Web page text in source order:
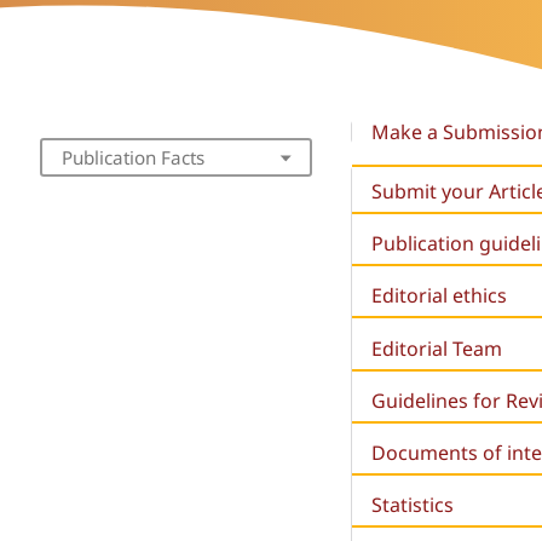
Publication Facts
Make a
Submit your
Publication
Editorial ethics
Editorial Team
Guidelines for
Documents of
Statistics